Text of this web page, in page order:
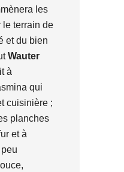
les
le terrain de
et du bien
Wauter
à
qui
cuisinière ;
planches
et à